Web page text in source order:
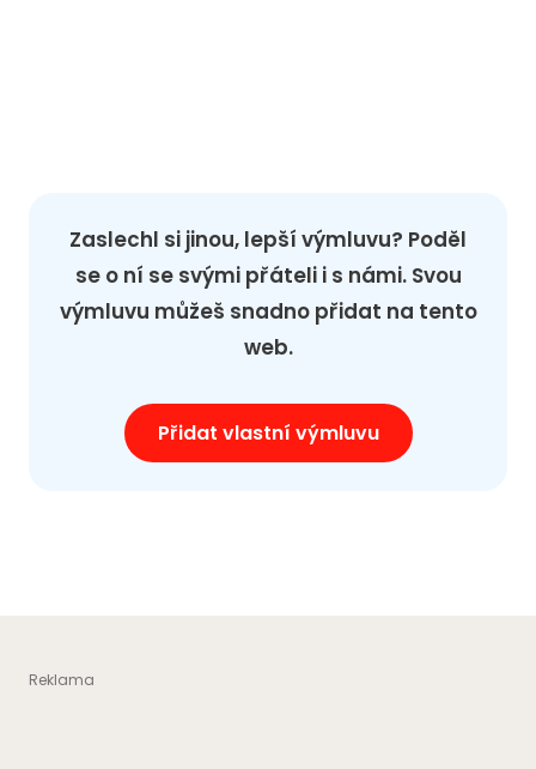
Zaslechl si jinou, lepší výmluvu? Poděl
se o ní se svými přáteli i s námi. Svou
výmluvu můžeš snadno přidat na tento
web.
Přidat vlastní výmluvu